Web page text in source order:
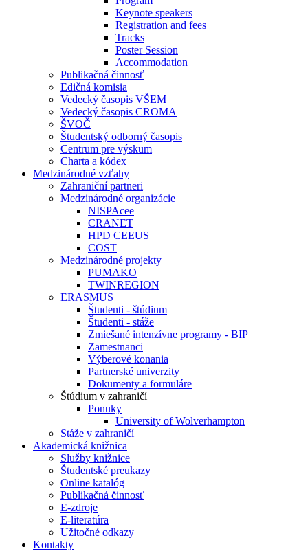
Keynote speakers
Registration and fees
Tracks
Poster Session
Accommodation
Publikačná činnosť
Edičná komisia
Vedecký časopis VŠEM
Vedecký časopis CROMA
ŠVOČ
Študentský odborný časopis
Centrum pre výskum
Charta a kódex
Medzinárodné vzťahy
Zahraniční partneri
Medzinárodné organizácie
NISPAcee
CRANET
HPD CEEUS
COST
Medzinárodné projekty
PUMAKO
TWINREGION
ERASMUS
Študenti - štúdium
Študenti - stáže
Zmiešané intenzívne programy - BIP
Zamestnanci
Výberové konania
Partnerské univerzity
Dokumenty a formuláre
Štúdium v zahraničí
Ponuky
University of Wolverhampton
Stáže v zahraničí
Akademická knižnica
Služby knižnice
Študentské preukazy
Online katalóg
Publikačná činnosť
E-zdroje
E-literatúra
Užitočné odkazy
Kontakty